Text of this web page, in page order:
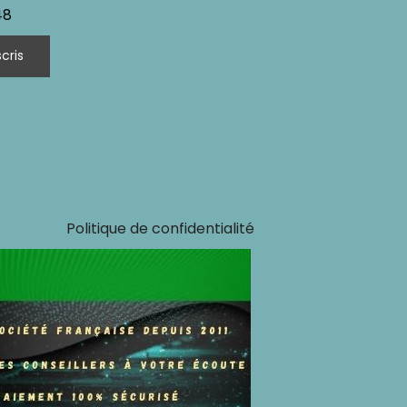
Politique de confidentialité